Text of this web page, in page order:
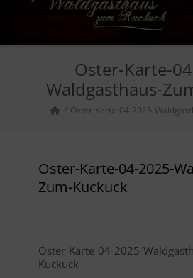
Oster-Karte-
Waldgasthaus-
Oster-Karte-04-2025-
Oster-Karte-04-2025-
Zum-Kuckuck
Oster-Karte-04-2025-
Kuckuck